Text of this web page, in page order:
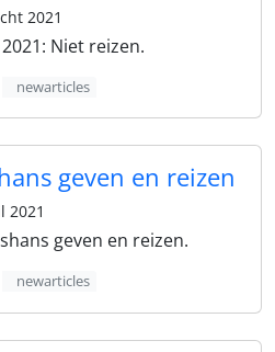
2021
Niet reizen.
newarticles
geven en reizen
2021
geven en reizen.
newarticles